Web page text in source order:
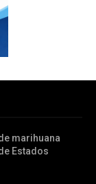
marihuana
Estados